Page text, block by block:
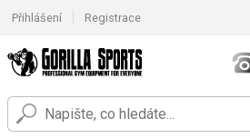
Přihlášení Registrace